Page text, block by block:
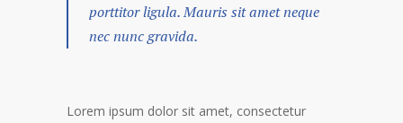
porttitor ligula. Mauris sit amet neque
nec nunc gravida.
Lorem ipsum dolor sit amet, consectetur